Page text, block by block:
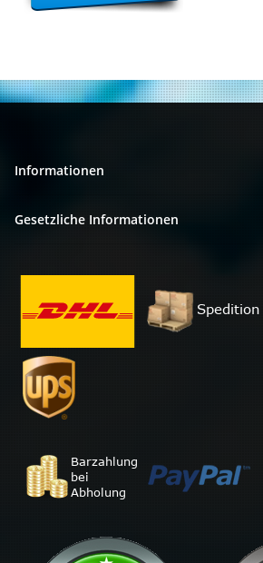
Informationen
Gesetzliche Informationen